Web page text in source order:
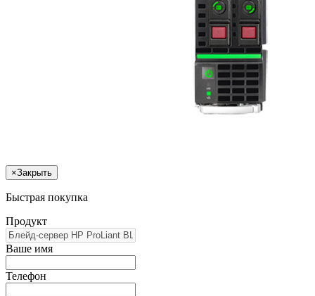
×Закрыть
Быстрая покупка
Продукт
Ваше имя
Телефон